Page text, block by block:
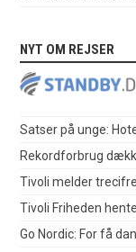
NYT OM REJSER
Satser på unge:
Rekordforbrug
Tivoli melder
Tivoli Friheden
Go Nordic: For få